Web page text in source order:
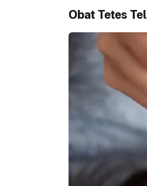
Obat Tetes